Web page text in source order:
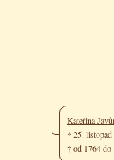
Kateřina
* 25.
† od 1764